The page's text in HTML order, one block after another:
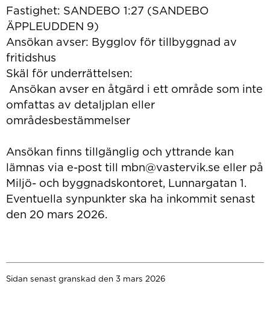
Fastighet: SANDEBO 1:27 (SANDEBO
ÄPPLEUDDEN 9)
Ansökan avser: Bygglov för tillbyggnad av
fritidshus
Skäl för underrättelsen:
Ansökan avser en åtgärd i ett område som inte
omfattas av detaljplan eller
områdesbestämmelser
Ansökan finns tillgänglig och yttrande kan
lämnas via e-post till mbn@vastervik.se eller på
Miljö- och byggnadskontoret, Lunnargatan 1.
Eventuella synpunkter ska ha inkommit senast
den 20 mars 2026.
Sidan senast granskad den 3 mars 2026